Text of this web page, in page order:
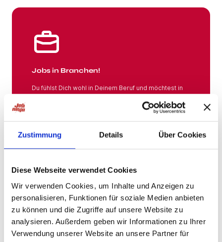
Zustimmung Details Über Cookies
Diese Webseite verwendet Cookies
Wir verwenden Cookies, um Inhalte und Anzeigen zu
personalisieren, Funktionen für soziale Medien anbieten
zu können und die Zugriffe auf unsere Website zu
analysieren. Außerdem geben wir Informationen zu Ihrer
Verwendung unserer Website an unsere Partner für
Jobs in Branchen!
Du fühlst Dich wohl in Deinem Beruf und möchtest in
Mehr
Jobs in Branchen
Jobs in der Nähe!
Auf unserer Plattform findest Du eine große Auswahl
an Stellenangeboten, die nach Städten sortiert sind,